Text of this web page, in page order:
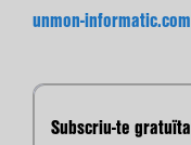
unmon-informatic.com
Subscriu-te